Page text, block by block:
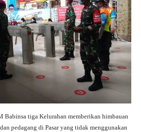
Babinsa tiga Kelurahan memberikan himbauan
pedagang di Pasar yang tidak menggunakan